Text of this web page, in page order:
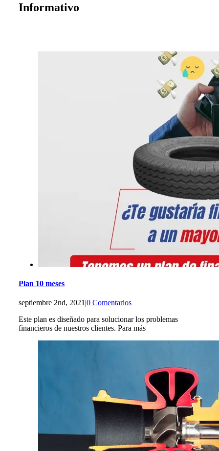
Informativo
Plan 10 meses
septiembre 2nd, 2021 |0 Comentarios
Este plan es diseñado para solucionar los problemas
financieros de nuestros clientes. Para más